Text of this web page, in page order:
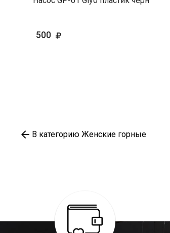
500
В категорию Женские горные